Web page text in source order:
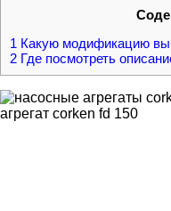
1 Какую модификацию
2 Где посмотреть